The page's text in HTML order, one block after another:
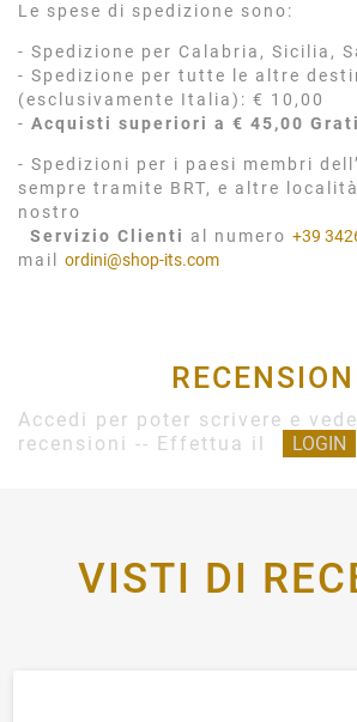
Le spese di spedizione sono:
- Spedizione per Calabria, Sicilia,
- Spedizione per tutte le altre
(esclusivamente Italia): € 10,00
- Acquisti superiori a € 45,00
- Spedizioni per i paesi membri
sempre tramite BRT, e altre
nostro
Servizio Clienti al numero +39
mail ordini@shop-its.com
Accedi per poter scrivere e
recensioni -- Effettua il
LOGIN
VISTI DI